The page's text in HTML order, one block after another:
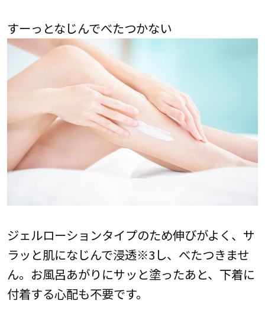
すーっとなじんでべたつかない
ジェルローションタイプのため伸びがよく、サ
ラッと肌になじんで浸透※3し、べたつきませ
ん。お風呂あがりにサッと塗ったあと、下着に
付着する心配も不要です。